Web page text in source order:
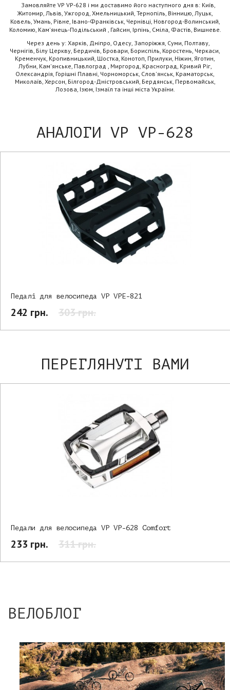
Замовляйте VP VP-628 і ми доставимо його наступного дня в: Київ,
Житомир, Львів, Ужгород, Хмельницький, Тернопіль, Вінницю, Луцьк,
Ковель, Умань, Рівне, Івано-Франківськ, Чернівці, Новгород-Волинський,
Коломию, Кам'янець-Подільський , Гайсин, Ірпінь, Сміла, Фастів, Вишневе.
Через день у: Харків, Дніпро, Одесу, Запоріжжя, Суми, Полтаву,
Чернігів, Білу Церкву, Бердичів, Бровари, Бориспіль, Коростень, Черкаси,
Кременчук, Кропивницький, Шостка, Конотоп, Прилуки, Ніжин, Яготин,
Лубни, Кам'янське, Павлоград , Миргород, Красноград, Кривий Ріг,
Олександрія, Горішні Плавні, Чорноморськ, Слов'янськ, Краматорськ,
Миколаїв, Херсон, Білгород-Дністровський, Бердянськ, Первомайськ,
Лозова, Ізюм, Ізмаїл та інші міста України.
АНАЛОГИ VP VP-628
Педалі для велосипеда VP VPE-821
242 грн. 303 грн.
ПЕРЕГЛЯНУТІ ВАМИ
Педали для велосипеда VP VP-628 Comfort
233 грн. 311 грн.
ВЕЛОБЛОГ